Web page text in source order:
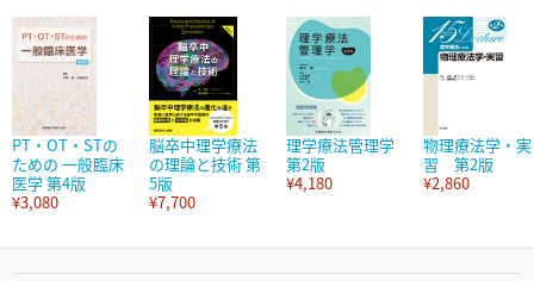
PT・OT・STの
ための 一般臨床
医学 第4版
¥3,080
脳卒中理学療法
の理論と技術 第
5版
¥7,700
理学療法管理学
第2版
¥4,180
物理療法学・実
習 第2版
¥2,860